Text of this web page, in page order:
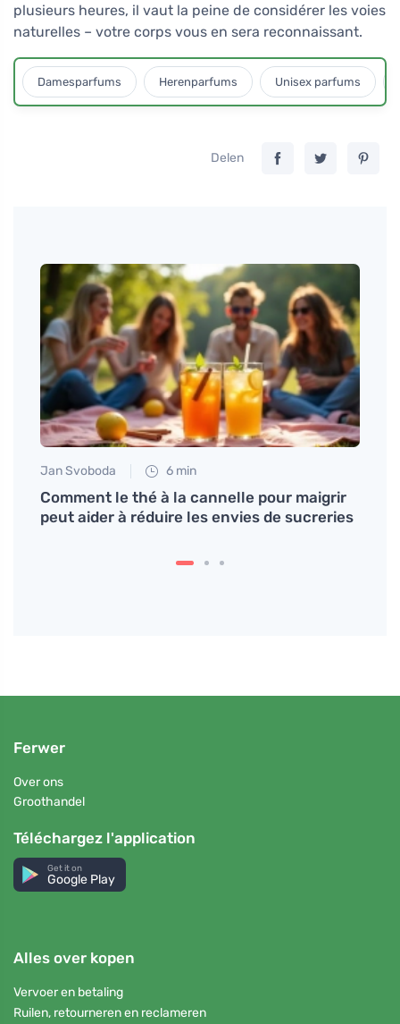
plusieurs heures, il vaut la peine de considérer les voies
naturelles – votre corps vous en sera reconnaissant.
Damesparfums Herenparfums Unisex parfums
Delen
Jan Svoboda 6 min
Comment le thé à la cannelle pour maigrir
peut aider à réduire les envies de sucreries
Ferwer
Over ons
Groothandel
Téléchargez l'application
Get it on
Google Play
Alles over kopen
Vervoer en betaling
Ruilen, retourneren en reclameren